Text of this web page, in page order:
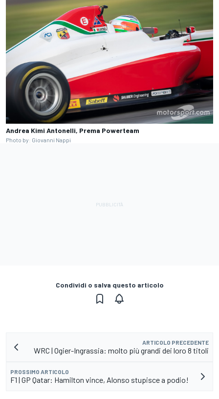
Andrea Kimi Antonelli, Prema Powerteam
Photo by: Giovanni Nappi
Condividi o salva questo articolo
ARTICOLO PRECEDENTE
WRC | Ogier-Ingrassia: molto più grandi dei loro 8 titoli
PROSSIMO ARTICOLO
F1 | GP Qatar: Hamilton vince, Alonso stupisce a podio!